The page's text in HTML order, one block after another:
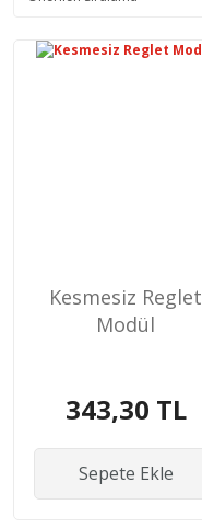
Kesmesiz Reglet
Modül
343,30 TL
Sepete Ekle